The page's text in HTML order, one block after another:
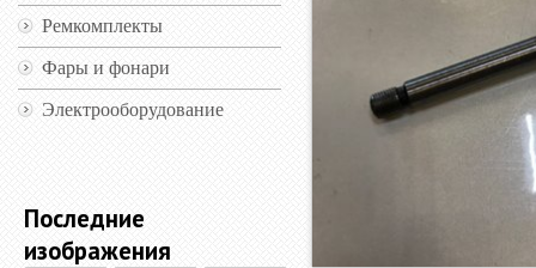
Ремкомплекты
Фары и фонари
Электрооборудование
Последние
изображения